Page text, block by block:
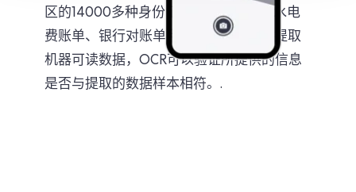
区的14000多种身份证明文件。通过从水电
费账单、银行对账单和其他官方文件中提取
机器可读数据，OCR可以验证所提供的信息
是否与提取的数据样本相符。.